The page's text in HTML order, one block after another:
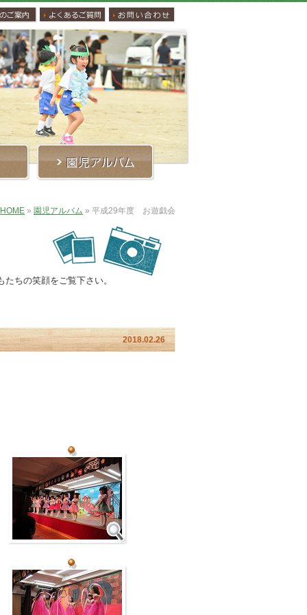
HOME » 園児アルバム » 平成29年度 お遊戯会
ちの笑顔をご覧下さい。
2018.02.26